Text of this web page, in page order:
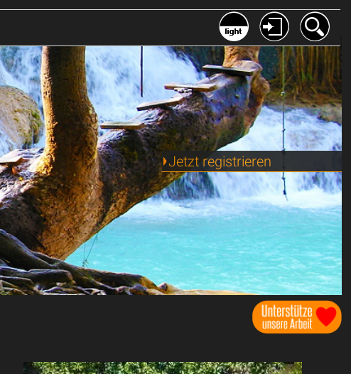
Jetzt registrieren